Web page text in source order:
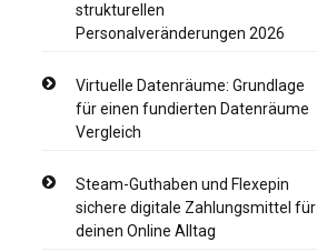
strukturellen
Personalveränderungen 2026
Virtuelle Datenräume: Grundlage
für einen fundierten Datenräume
Vergleich
Steam-Guthaben und Flexepin
sichere digitale Zahlungsmittel für
deinen Online Alltag